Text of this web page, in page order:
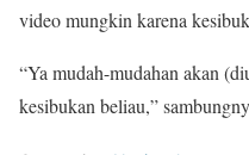
video mungkin karena
“Ya mudah-mudahan akan
kesibukan beliau,”